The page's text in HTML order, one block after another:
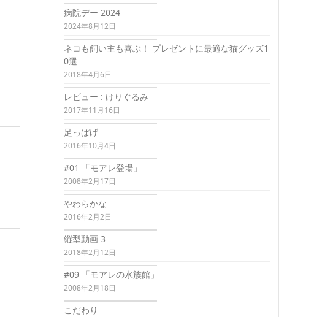
病院デー 2024
2024年8月12日
ネコも飼い主も喜ぶ！ プレゼントに最適な猫グッズ1
0選
2018年4月6日
レビュー : けりぐるみ
2017年11月16日
足っぱげ
2016年10月4日
#01 「モアレ登場」
2008年2月17日
やわらかな
2016年2月2日
縦型動画 3
2018年2月12日
#09 「モアレの水族館」
2008年2月18日
こだわり